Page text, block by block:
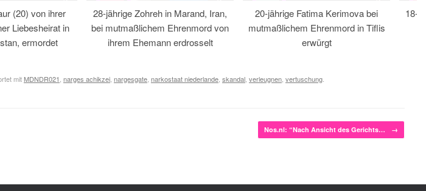
(20) von ihrer
Liebesheirat in
ermordet
28-jährige Zohreh in Marand, Iran,
bei mutmaßlichem Ehrenmord von
ihrem Ehemann erdrosselt
20-jährige Fatima Kerimova bei
mutmaßlichem Ehrenmord in Tiflis
erwürgt
18-
mit MDNDR021, narges achikzei, nargesgate, narkostaat niederlande, skandal, verleugnen, vertuschung.
Nos.nl: “Nach Ansicht des Gerichts… →